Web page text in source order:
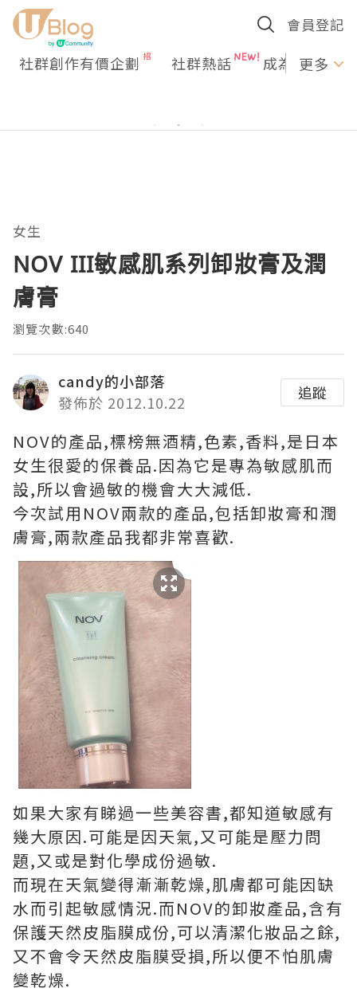
會員登記
社群創作有價企劃 社群熱話 成為U更多
女生
NOV III敏感肌系列卸妝膏及潤
膚膏
瀏覽次數:640
candy的小部落
發佈於 2012.10.22
追蹤
NOV的產品,標榜無酒精,色素,香料,是日本
女生很愛的保養品.因為它是專為敏感肌而
設,所以會過敏的機會大大減低.
今次試用NOV兩款的產品,包括卸妝膏和潤
膚膏,兩款產品我都非常喜歡.
如果大家有睇過一些美容書,都知道敏感有
幾大原因.可能是因天氣,又可能是壓力問
題,又或是對化學成份過敏.
而現在天氣變得漸漸乾燥,肌膚都可能因缺
水而引起敏感情況.而NOV的卸妝產品,含有
保護天然皮脂膜成份,可以清潔化妝品之餘,
又不會令天然皮脂膜受損,所以便不怕肌膚
變乾燥.